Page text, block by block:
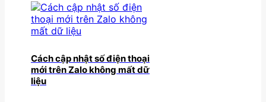
Cách cập nhật số điện thoại
mới trên Zalo không mất dữ
liệu